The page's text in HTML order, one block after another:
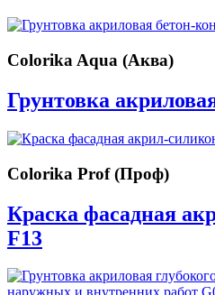
Colorika Aqua (Аква)
Грунтовка
Colorika Prof (Проф)
Краска фасадная
F13